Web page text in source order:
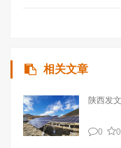
相关文章
陕西发
0 0